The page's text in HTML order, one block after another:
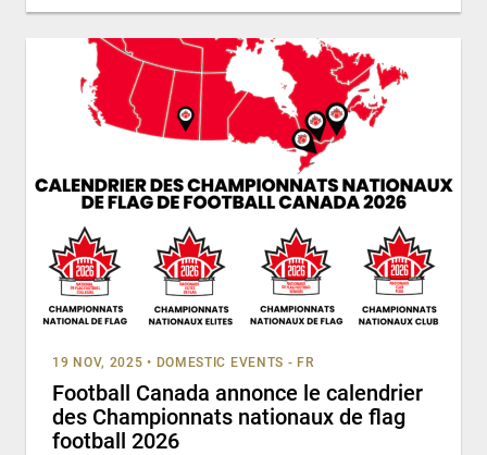
19 NOV, 2025 • DOMESTIC EVENTS - FR
Football Canada annonce le calendrier
des Championnats nationaux de flag
football 2026